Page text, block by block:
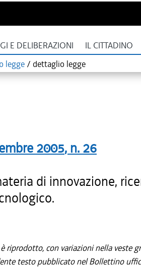
E DELIBERAZIONI IL CITTADINO
legge / dettaglio legge
2005, n. 26
di innovazione,
riprodotto, con variazioni nella veste
testo pubblicato nel Bollettino